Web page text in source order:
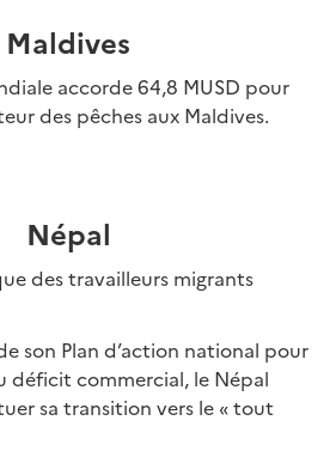
Maldives
accorde 64,8 MUSD pour
des pêches aux Maldives.
Népal
des travailleurs migrants
son Plan d’action national pour
déficit commercial, le Népal
sa transition vers le « tout